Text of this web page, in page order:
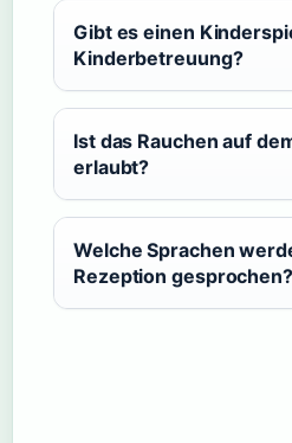
Gibt es einen
Kinderbetreuung?
Ist das Rauchen auf
erlaubt?
Welche Sprachen
Rezeption gesprochen?